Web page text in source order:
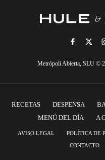
Metrópoli Abierta, SLU ©
RECETAS DESPENSA
MENÚ DEL DÍA
A
AVISO LEGAL POLÍTICA DE
CONTACTO